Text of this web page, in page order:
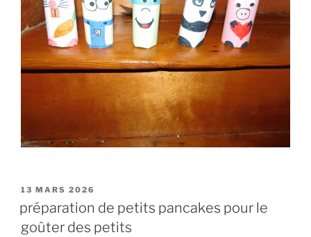
PUBLIÉ
13 MARS 2026
préparation de petits pancakes pour le
goûter des petits